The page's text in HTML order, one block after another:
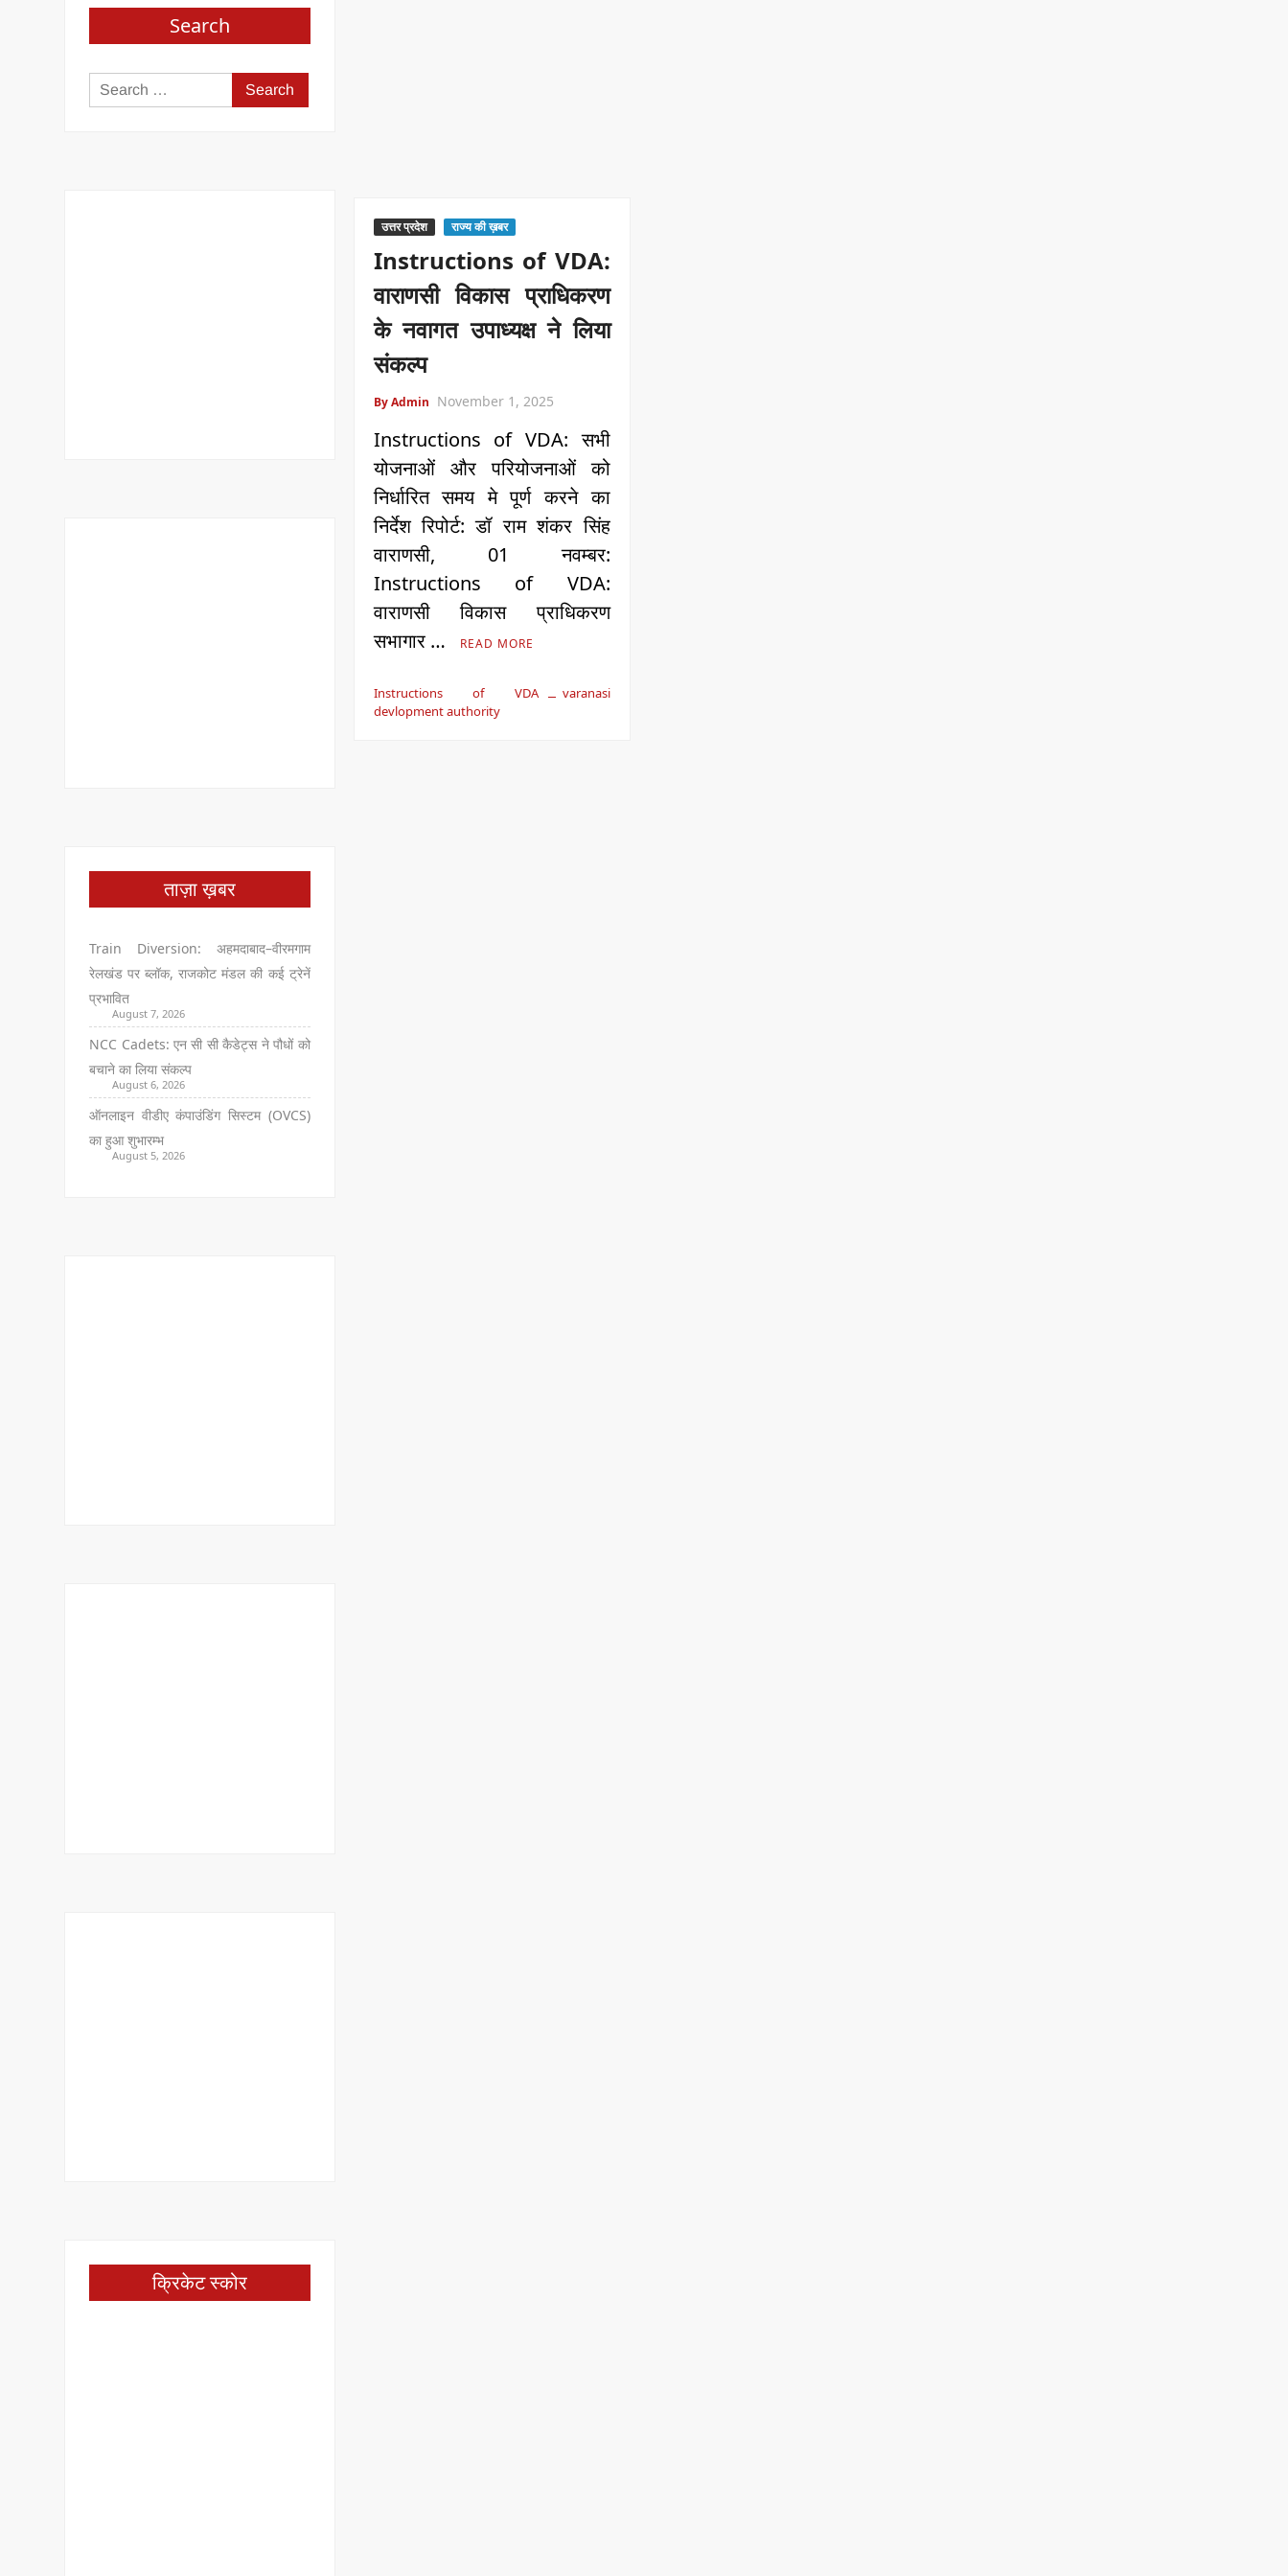
उत्तर प्रदेश राज्य की ख़बर
Instructions of VDA:
वाराणसी विकास प्राधिकरण
के नवागत उपाध्यक्ष ने लिया
संकल्प
By Admin November 1, 2025
Instructions of VDA: सभी
योजनाओं और परियोजनाओं को
निर्धारित समय मे पूर्ण करने का
निर्देश रिपोर्ट: डॉ राम शंकर सिंह
वाराणसी, 01 नवम्बर:
Instructions of VDA:
वाराणसी विकास प्राधिकरण
सभागार …
READ MORE
Instructions of VDA
varanasi
devlopment authority
Search
Search
for:
ताज़ा ख़बर
Train Diversion: अहमदाबाद–वीरमगाम
रेलखंड पर ब्लॉक, राजकोट मंडल की कई ट्रेनें
प्रभावित
August 7, 2026
NCC Cadets: एन सी सी कैडेट्स ने पौधों को
बचाने का लिया संकल्प
August 6, 2026
ऑनलाइन वीडीए कंपाउंडिंग सिस्टम (OVCS)
का हुआ शुभारम्भ
August 5, 2026
क्रिकेट स्कोर